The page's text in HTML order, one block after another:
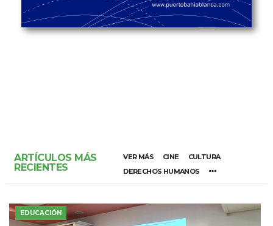
ARTÍCULOS MÁS
RECIENTES
VER MÁS CINE
CULTURA
DERECHOS HUMANOS
EDUCACIÓN